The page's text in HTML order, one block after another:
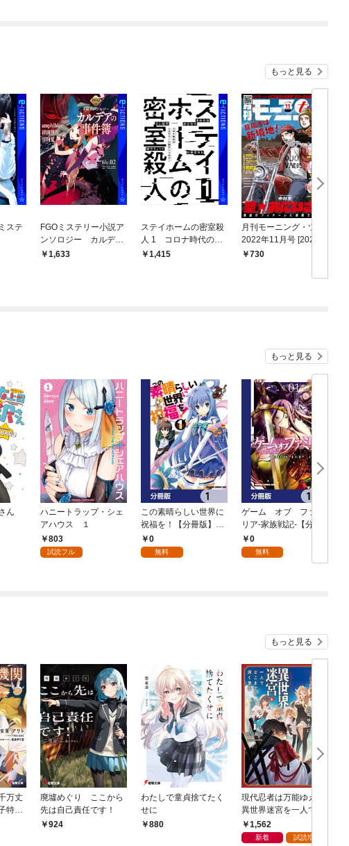
もっと見る
ステ
FGOミステリー小説ア
ンソロジー カルデア
の事件簿 file.02
1,633
ステイホームの密室殺
人 1 コロナ時代のミ
ステリー小説アンソロ
1,415
月刊モーニング・ツー
2022年11月号 [2022年
9月26日発売]
730
もっと見る
ん
ハニートラップ・シェ
アハウス １
803
試読フル
この素晴らしい世界に
祝福を！【分冊版】
1 0
無料
ゲーム オブ ファミ
リア-家族戦記-【分冊
版】 1
0
無料
もっと見る
万丈
特別
廃墟めぐり ここから
先は自己責任です！
924
わたしで童貞捨てたく
せに
880
現代忍者は万能ゆえに
異世界迷宮を一人でど
こまでも深く潜る 1
1,562
新着 試読増量